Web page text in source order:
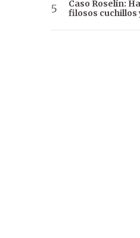
Caso Roselín:
filosos cuchillos